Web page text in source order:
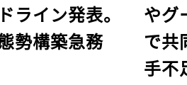
ライン発表。
勢構築急務
やグ
で共
手不